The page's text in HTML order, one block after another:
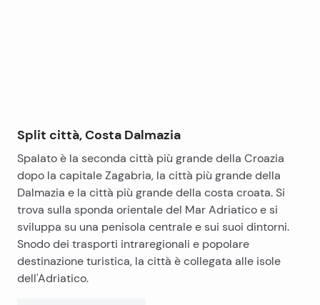
Split città, Costa Dalmazia
Spalato è la seconda città più grande della Croazia
dopo la capitale Zagabria, la città più grande della
Dalmazia e la città più grande della costa croata. Si
trova sulla sponda orientale del Mar Adriatico e si
sviluppa su una penisola centrale e sui suoi dintorni.
Snodo dei trasporti intraregionali e popolare
destinazione turistica, la città è collegata alle isole
dell'Adriatico.